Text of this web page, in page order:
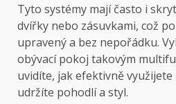
Tyto systémy mají často i
dvířky nebo zásuvkami, což
upravený a bez nepořádku.
obývací pokoj takovým
uvidíte, jak efektivně
udržíte pohodlí a styl.